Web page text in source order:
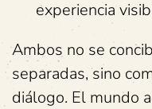
experiencia
Ambos no se
separadas, sino
diálogo. El mundo